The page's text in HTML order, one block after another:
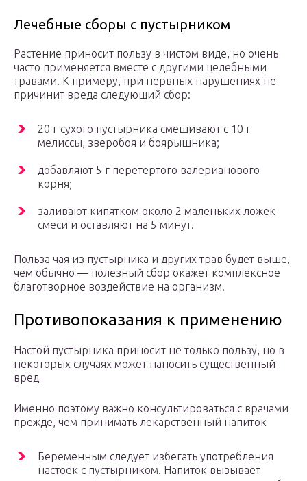
Лечебные сборы с пустырником
Растение приносит пользу в чистом виде, но очень
часто применяется вместе с другими целебными
травами. К примеру, при нервных нарушениях не
причинит вреда следующий сбор:
20 г сухого пустырника смешивают с 10 г
мелиссы, зверобоя и боярышника;
добавляют 5 г перетертого валерианового
корня;
заливают кипятком около 2 маленьких ложек
смеси и оставляют на 5 минут.
Польза чая из пустырника и других трав будет выше,
чем обычно — полезный сбор окажет комплексное
благотворное воздействие на организм.
Противопоказания к применению
Настой пустырника приносит не только пользу, но в
некоторых случаях может наносить существенный
вред
Именно поэтому важно консультироваться с врачами
прежде, чем принимать лекарственный напиток
Беременным следует избегать употребления
настоек с пустырником. Напиток вызывает